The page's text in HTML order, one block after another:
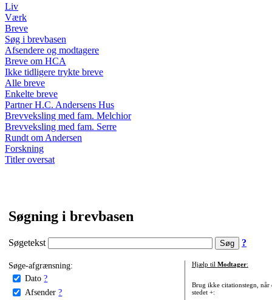
Liv
Værk
Breve
Søg i brevbasen
Afsendere og modtagere
Breve om HCA
Ikke tidligere trykte breve
Alle breve
Enkelte breve
Partner H.C. Andersens Hus
Brevveksling med fam. Melchior
Brevveksling med fam. Serre
Rundt om Andersen
Forskning
Titler oversat
Søgning i brevbasen
Søgetekst ?
Søge-afgrænsning:
Dato ?
Afsender ?
Hjælp til Modtager:
Brug ikke citationstegn, når
stedet +: